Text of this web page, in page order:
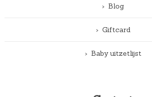
Blog
Giftcard
Baby uitzetlijst